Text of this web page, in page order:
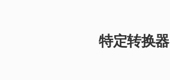
特定转换器